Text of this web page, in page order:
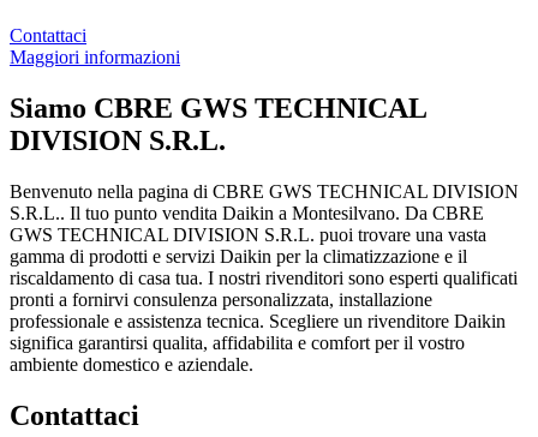
Contattaci
Maggiori informazioni
Siamo CBRE GWS TECHNICAL
DIVISION S.R.L.
Benvenuto nella pagina di CBRE GWS TECHNICAL DIVISION
S.R.L.. Il tuo punto vendita Daikin a Montesilvano. Da CBRE
GWS TECHNICAL DIVISION S.R.L. puoi trovare una vasta
gamma di prodotti e servizi Daikin per la climatizzazione e il
riscaldamento di casa tua. I nostri rivenditori sono esperti qualificati
pronti a fornirvi consulenza personalizzata, installazione
professionale e assistenza tecnica. Scegliere un rivenditore Daikin
significa garantirsi qualita, affidabilita e comfort per il vostro
ambiente domestico e aziendale.
Contattaci